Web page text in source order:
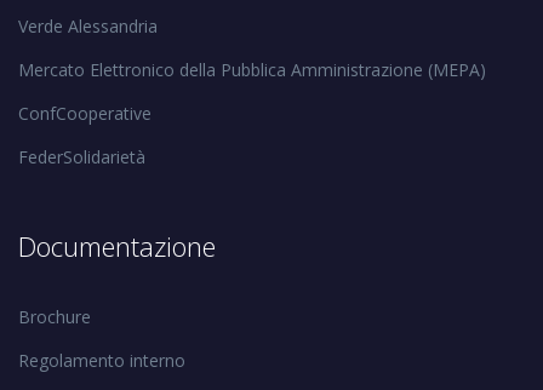
Verde Alessandria
Mercato Elettronico della Pubblica Amministrazione (MEPA)
ConfCooperative
FederSolidarietà
Documentazione
Brochure
Regolamento interno